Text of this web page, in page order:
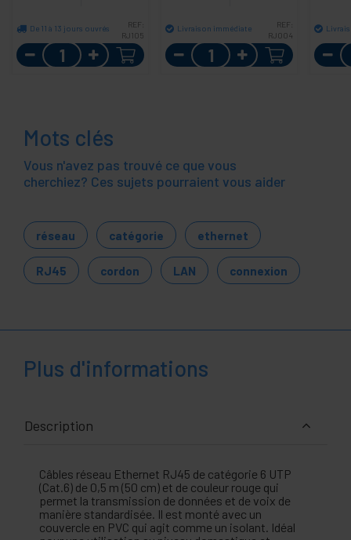
De 11 à 13 jours ouvrés
REF:
RJ105
Quantité
Livraison immédiate
REF:
RJ004
Quantité
Mots clés
Vous n'avez pas trouvé ce que vous
cherchiez? Ces sujets pourraient vous aider
réseau catégorie ethernet
RJ45 cordon LAN connexion
Plus d'informations
Description
Câbles réseau Ethernet RJ45 de catégorie 6 UTP
(Cat.6) de 0,5 m (50 cm) et de couleur rouge qui
permet la transmission de données et de voix de
manière standardisée. Il est monté avec un
couvercle en PVC qui agit comme un isolant. Idéal